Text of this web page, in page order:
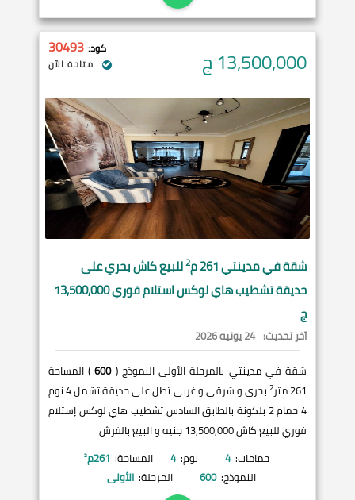
13,500,000ج كود: 30493
متاحة الآن
شقة فيمدينتي 2للبيع كاش بحري على
حديقة تشطيب هاي لوكس استلام فوري 13,500,000
ج
آخر تحديث: 24 يونيه 2026
شقة في مدينتي بالمرحلة الأولى النموذج (600) المساحة
261 متر
2
بحري و شرقي و غربي تطل على حديقة تشمل 4 نوم
4 حمام 2 بلكونة بالطابق السادس تشطيب هاي لوكس إستلام
فوري للبيع كاش 13,500,000 جنيه و البيع بالفرش
حمامات: 4 نوم: 4 المساحة: 261م²
النموذج: 600 المرحلة: الأولى